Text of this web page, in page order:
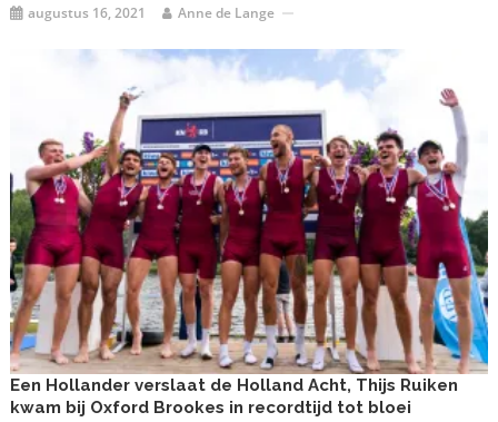
augustus 16, 2021 Anne de Lange
Een Hollander verslaat de Holland Acht, Thijs Ruiken
kwam bij Oxford Brookes in recordtijd tot bloei